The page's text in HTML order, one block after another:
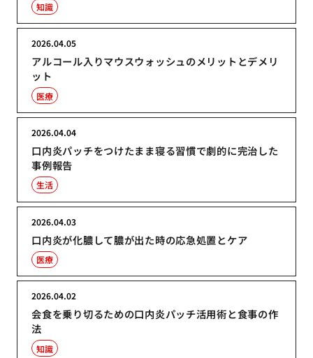
知識
アルコール入りマウスウォッシュのメリットとデメリ
ット
2026.04.05
医療
口内炎パッチをつけたまま寝る習慣で劇的に完治した
事例報告
2026.04.04
生活
口内炎が化膿して膿が出た時の応急処置とケア
2026.04.03
医療
会食を乗り切るための口内炎パッチ活用術と食事の作
法
2026.04.02
知識